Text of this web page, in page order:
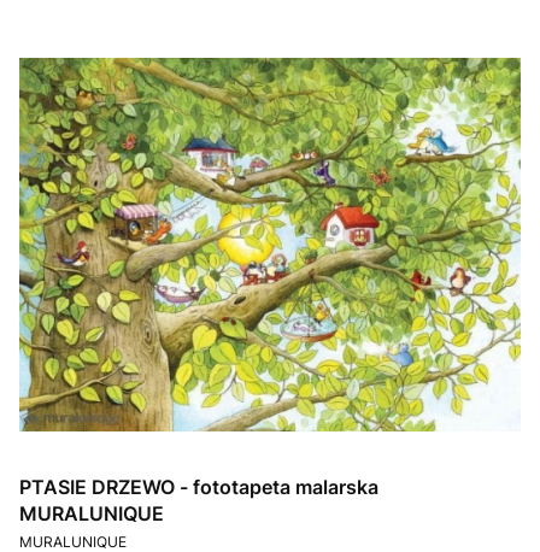
PTASIE DRZEWO - fototapeta malarska
MURALUNIQUE
PRODUCENT
MURALUNIQUE